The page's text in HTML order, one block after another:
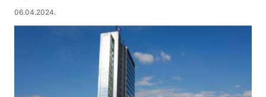
06.04.2024.